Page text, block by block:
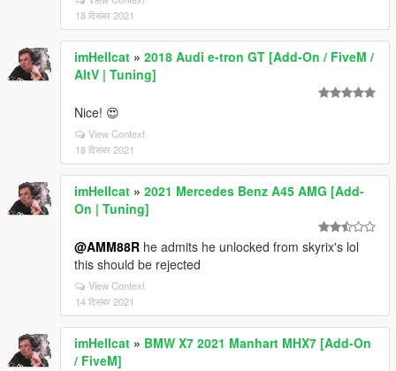
18 दिसंबर 2021
imHellcat » 2018 Audi e-tron GT [Add-On / FiveM /
AltV | Tuning]
Nice! 😍
View Context
18 दिसंबर 2021
imHellcat » 2021 Mercedes Benz A45 AMG [Add-
On | Tuning]
@AMM88R he admits he unlocked from skyrix's lol
this should be rejected
View Context
14 दिसंबर 2021
imHellcat » BMW X7 2021 Manhart MHX7 [Add-On
/ FiveM]